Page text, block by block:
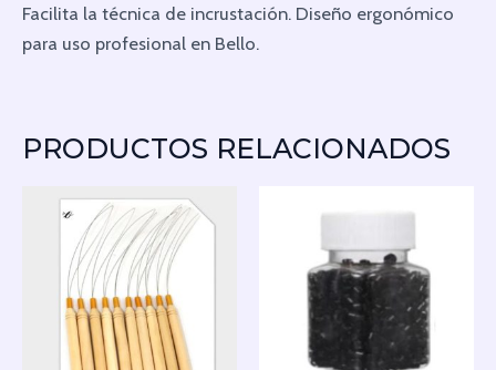
Facilita la técnica de incrustación. Diseño ergonómico
para uso profesional en Bello.
PRODUCTOS RELACIONADOS